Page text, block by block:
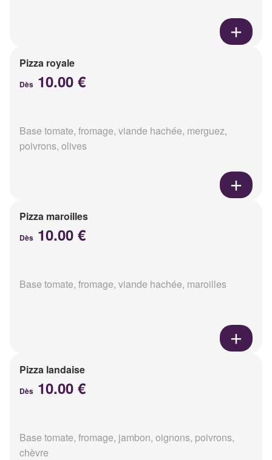
Pizza royale
Dès 10.00 €
Base tomate, fromage, viande hachée, merguez,
poivrons, olives
Pizza maroilles
Dès 10.00 €
Base tomate, fromage, viande hachée, maroilles
Pizza landaise
Dès 10.00 €
Base tomate, fromage, jambon, oignons, poivrons,
chèvre